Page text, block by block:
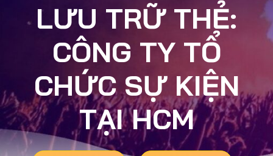
LƯU TRỮ THẺ:
CÔNG TY TỔ
CHỨC SỰ KIỆN
TẠI HCM